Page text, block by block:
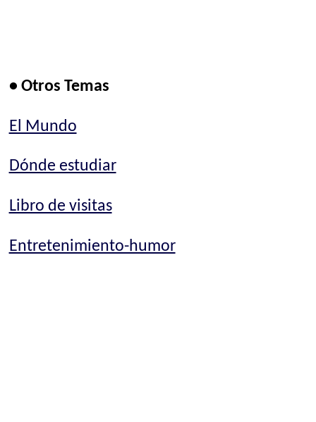
• Otros Temas
El Mundo
Dónde estudiar
Libro de visitas
Entretenimiento-humor